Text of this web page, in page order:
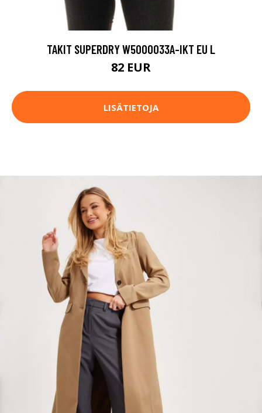
TAKIT SUPERDRY W5000033A-IKT EU L
82 EUR
LISÄTIETOJA